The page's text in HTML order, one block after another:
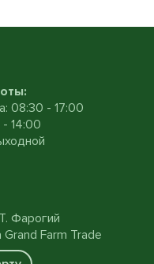
08:30 - 17:00
14:00
Фарогий
Farm Trade